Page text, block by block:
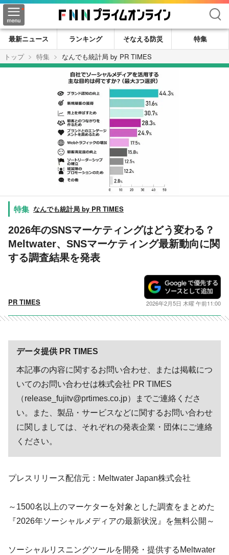
検索
最新ニュース ランキング そなえる防災
特集
トップ
特集 なんでも統計局 by PR TIMES
なんでも統計局 by PR TIMES
2026年のSNSマーケティングはどう変わる？
Meltwater、SNSマーケティング最新動向に関
する調査結果を発表
PR TIMES 2026年2月5日 木曜 午前11:00
データ提供 PR TIMES
本記事の内容に関するお問い合わせ、または掲載につ
いてのお問い合わせは株式会社 PR TIMES
（release_fujitv@prtimes.co.jp）までご連絡くださ
い。また、製品・サービスなどに関するお問い合わせ
に関しましては、それぞれの発表企業・団体にご連絡
ください。
プレスリリース配信元：Meltwater Japan株式会社
～1500名以上のマーケターを対象とした調査をまとめた
『2026年ソーシャルメディアの最新状況』を無料公開～
ソーシャルリスニングツールを開発・提供するMeltwater